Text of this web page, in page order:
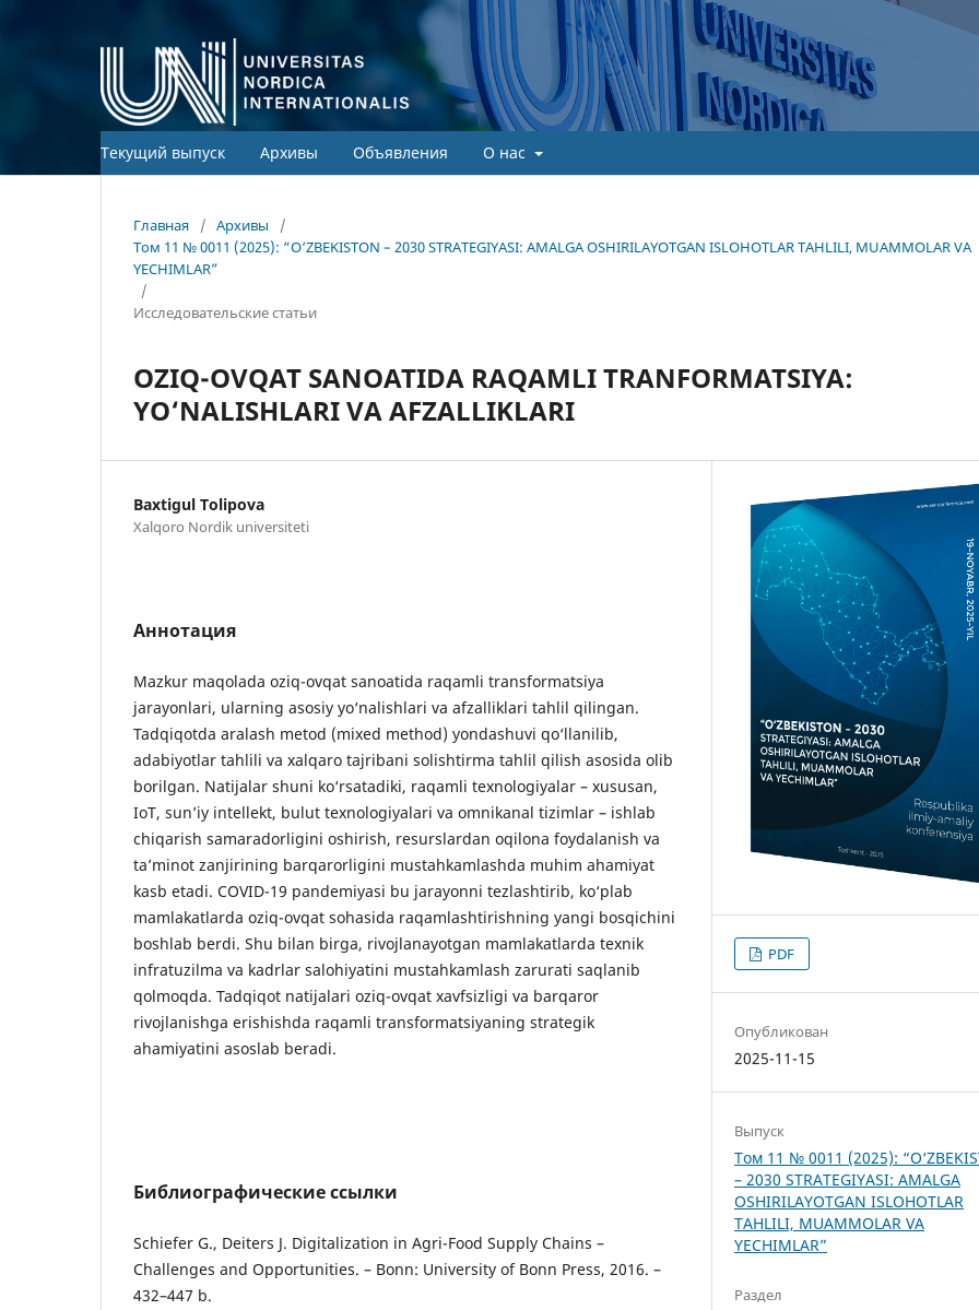
Текущий выпуск Архивы Объявления О нас
Главная / Архивы
/
Том 11 № 0011 (2025): “O‘ZBEKISTON – 2030 STRATEGIYASI: AMALGA OSHIRILAYOTGAN ISLOHOTLAR TAHLILI, MUAMMOLAR VA
YECHIMLAR”
/
Исследовательские статьи
OZIQ-OVQAT SANOATIDA RAQAMLI TRANFORMATSIYA:
YO‘NALISHLARI VA AFZALLIKLARI
Baxtigul Tolipova
Xalqoro Nordik universiteti
Аннотация
Mazkur maqolada oziq-ovqat sanoatida raqamli transformatsiya
jarayonlari, ularning asosiy yo‘nalishlari va afzalliklari tahlil qilingan.
Tadqiqotda aralash metod (mixed method) yondashuvi qo‘llanilib,
adabiyotlar tahlili va xalqaro tajribani solishtirma tahlil qilish asosida olib
borilgan. Natijalar shuni ko‘rsatadiki, raqamli texnologiyalar – xususan,
IoT, sun’iy intellekt, bulut texnologiyalari va omnikanal tizimlar – ishlab
chiqarish samaradorligini oshirish, resurslardan oqilona foydalanish va
ta’minot zanjirining barqarorligini mustahkamlashda muhim ahamiyat
kasb etadi. COVID-19 pandemiyasi bu jarayonni tezlashtirib, ko‘plab
mamlakatlarda oziq-ovqat sohasida raqamlashtirishning yangi bosqichini
boshlab berdi. Shu bilan birga, rivojlanayotgan mamlakatlarda texnik
infratuzilma va kadrlar salohiyatini mustahkamlash zarurati saqlanib
qolmoqda. Tadqiqot natijalari oziq-ovqat xavfsizligi va barqaror
rivojlanishga erishishda raqamli transformatsiyaning strategik
ahamiyatini asoslab beradi.
Библиографические ссылки
Schiefer G., Deiters J. Digitalization in Agri-Food Supply Chains –
Challenges and Opportunities. – Bonn: University of Bonn Press, 2016. –
432–447 b.
PDF
Опубликован
2025-11-15
Выпуск
Том 11 № 0011 (2025):
– 2030 STRATEGIYASI: AMALGA
OSHIRILAYOTGAN ISLOHOTLAR
TAHLILI, MUAMMOLAR VA
YECHIMLAR”
Раздел